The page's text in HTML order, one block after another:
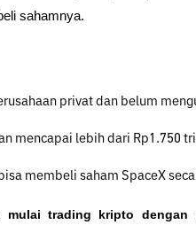
sahamnya.
privat dan belum
mencapai lebih dari Rp1.750
membeli saham SpaceX
mulai trading kripto